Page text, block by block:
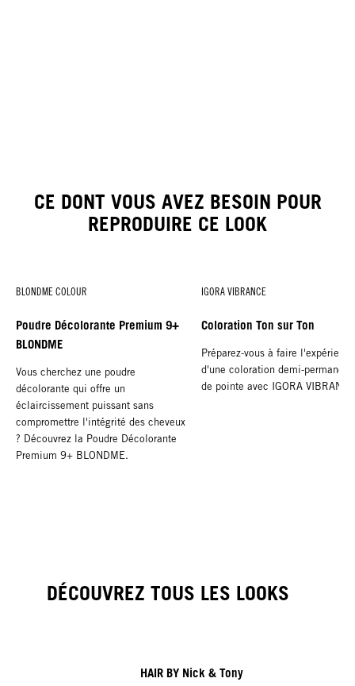
CE DONT VOUS AVEZ BESOIN POUR
REPRODUIRE CE LOOK
BLONDME COLOUR
Poudre Décolorante Premium 9+
BLONDME
Vous cherchez une poudre
décolorante qui offre un
éclaircissement puissant sans
compromettre l'intégrité des cheveux
? Découvrez la Poudre Décolorante
Premium 9+ BLONDME.
IGORA VIBRANCE
Coloration Ton sur Ton
Préparez-vous à faire l'expérience
d'une coloration demi-
de pointe avec IGORA
DÉCOUVREZ TOUS LES LOOKS
HAIR BY Nick & Tony